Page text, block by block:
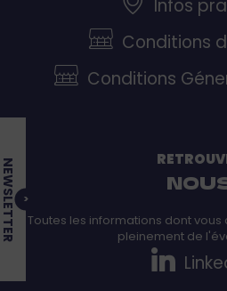
Infos
Conditions
Conditions
Toutes les informations dont
pleinement de